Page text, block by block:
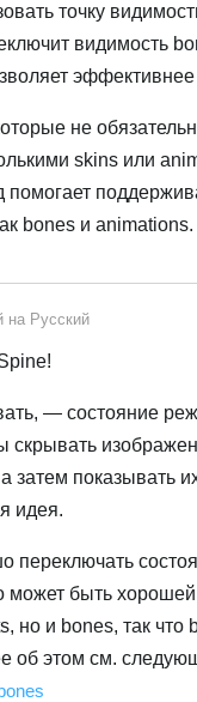
точку
видимость
не
skins или
bones и animations.
на Русский
— состояние
скрывать
затем показывать
идея.
переключать
может быть
но и bones, так что
этом см.